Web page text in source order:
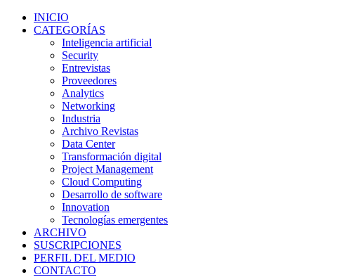
INICIO
CATEGORÍAS
Inteligencia artificial
Security
Entrevistas
Proveedores
Analytics
Networking
Industria
Archivo Revistas
Data Center
Transformación digital
Project Management
Cloud Computing
Desarrollo de software
Innovation
Tecnologías emergentes
ARCHIVO
SUSCRIPCIONES
PERFIL DEL MEDIO
CONTACTO